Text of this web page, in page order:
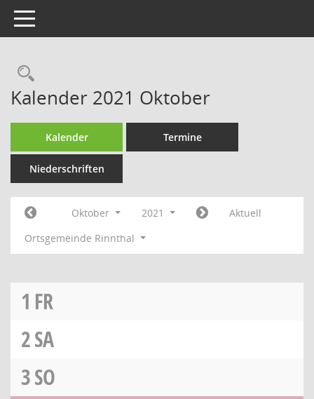
Toggle navigation
Rechercheauswahl
Kalender 2021 Oktober
Kalender Termine
Niederschriften
Oktober 2021
Aktuell
Ortsgemeinde Rinnthal
1 FR
2SA
3SO